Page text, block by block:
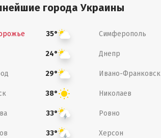
города Украины
35° Симферополь
24° Днепр
29° Ивано-Франковск
38° Николаев
33° Ровно
33° Херсон